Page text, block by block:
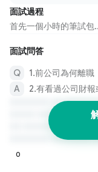
面試過程
首先一個小時的筆試包
面試問答
1.前公司為何離職
2.有看過公司財報
0